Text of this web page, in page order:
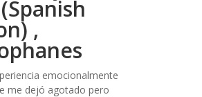
,
emocionalmente
me dejó agotado pero